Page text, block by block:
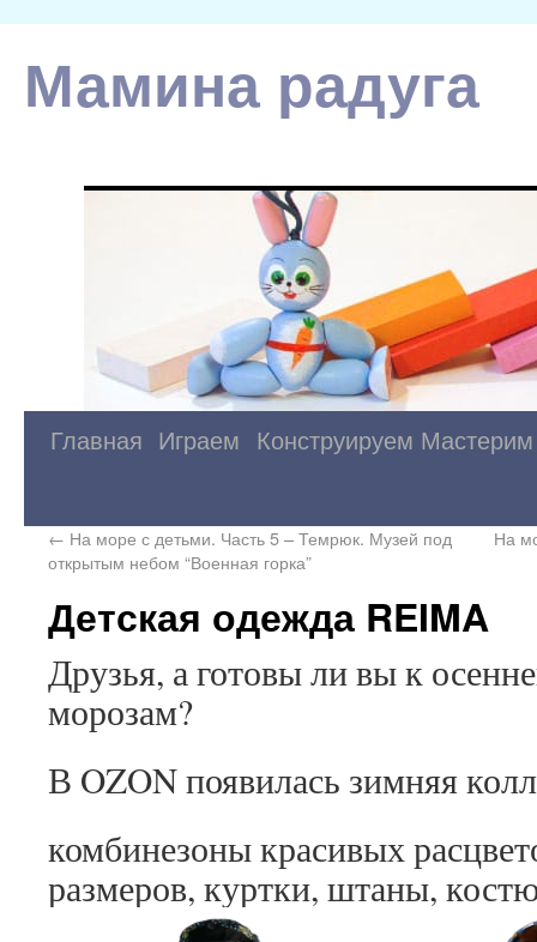
Мамина радуга
Главная Играем Конструируем Мастерим
← На море с детьми. Часть 5 – Темрюк. Музей под
открытым небом “Военная горка”
На
Детская одежда REIMA
Друзья, а готовы ли вы к
морозам?
В OZON появилась зимняя
комбинезоны красивых
размеров, куртки, штаны,